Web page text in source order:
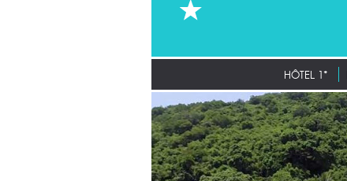
HÔTEL 1*